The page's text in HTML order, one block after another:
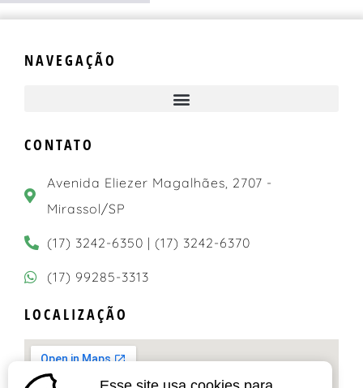
NAVEGAÇÃO
CONTATO
Avenida Eliezer Magalhães, 2707 -
Mirassol/SP
(17) 3242-6350 | (17) 3242-6370
(17) 99285-3313
LOCALIZAÇÃO